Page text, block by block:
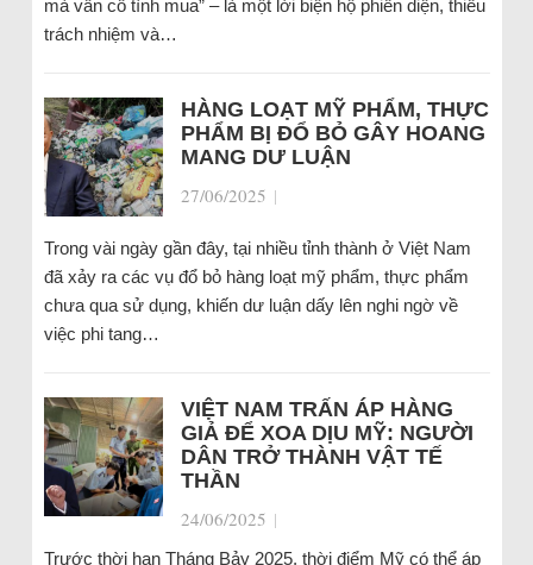
mà vẫn cố tình mua” – là một lời biện hộ phiến diện, thiếu
trách nhiệm và…
HÀNG LOẠT MỸ PHẨM, THỰC
PHẨM BỊ ĐỔ BỎ GÂY HOANG
MANG DƯ LUẬN
27/06/2025 |
Trong vài ngày gần đây, tại nhiều tỉnh thành ở Việt Nam
đã xảy ra các vụ đổ bỏ hàng loạt mỹ phẩm, thực phẩm
chưa qua sử dụng, khiến dư luận dấy lên nghi ngờ về
việc phi tang…
VIỆT NAM TRẤN ÁP HÀNG
GIẢ ĐỂ XOA DỊU MỸ: NGƯỜI
DÂN TRỞ THÀNH VẬT TẾ
THẦN
24/06/2025 |
Trước thời hạn Tháng Bảy 2025, thời điểm Mỹ có thể áp